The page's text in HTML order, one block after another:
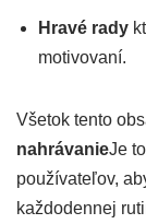
Hravé rady
motivovaní.
Všetok tento
nahrávanieJe
používateľov,
každodennej